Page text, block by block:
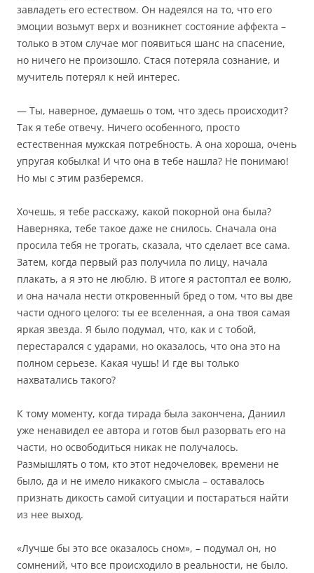
завладеть его естеством. Он надеялся на то, что его
эмоции возьмут верх и возникнет состояние аффекта –
только в этом случае мог появиться шанс на спасение,
но ничего не произошло. Стася потеряла сознание, и
мучитель потерял к ней интерес.
— Ты, наверное, думаешь о том, что здесь происходит?
Так я тебе отвечу. Ничего особенного, просто
естественная мужская потребность. А она хороша, очень
упругая кобылка! И что она в тебе нашла? Не понимаю!
Но мы с этим разберемся.
Хочешь, я тебе расскажу, какой покорной она была?
Наверняка, тебе такое даже не снилось. Сначала она
просила тебя не трогать, сказала, что сделает все сама.
Затем, когда первый раз получила по лицу, начала
плакать, а я это не люблю. В итоге я растоптал ее волю,
и она начала нести откровенный бред о том, что вы две
части одного целого: ты ее вселенная, а она твоя самая
яркая звезда. Я было подумал, что, как и с тобой,
перестарался с ударами, но оказалось, что она это на
полном серьезе. Какая чушь! И где вы только
нахватались такого?
К тому моменту, когда тирада была закончена, Даниил
уже ненавидел ее автора и готов был разорвать его на
части, но освободиться никак не получалось.
Размышлять о том, кто этот недочеловек, времени не
было, да и не имело никакого смысла – оставалось
признать дикость самой ситуации и постараться найти
из нее выход.
«Лучше бы это все оказалось сном», – подумал он, но
сомнений, что все происходило в реальности, не было.